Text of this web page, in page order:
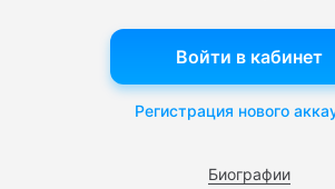
Биографии
Войти в кабинет
Регистрация нового